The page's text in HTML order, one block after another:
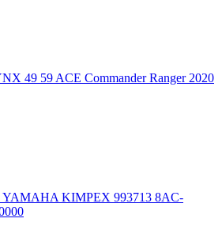
49 59 ACE Commander Ranger 2020
YAMAHA KIMPEX 993713 8AC-